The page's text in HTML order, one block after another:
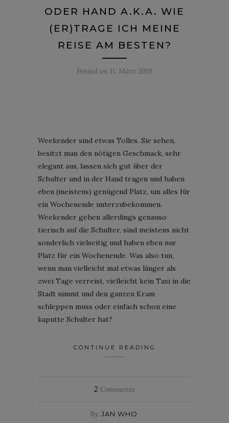
ODER HAND A.K.A. WIE
(ER)TRAGE ICH MEINE
REISE AM BESTEN?
Posted on 11. März 2019
Weekender sind etwas Tolles. Sie sehen,
besitzt man den nötigen Geschmack, sehr
elegant aus, lassen sich gut über der
Schulter und in der Hand tragen und haben
eben (meistens) genügend Platz, um alles für
ein Wochenende unterzubekommen.
Weekender gehen allerdings genauso
tierisch auf die Schulter, sind meistens nicht
sonderlich vielseitig und haben eben nur
Platz für ein Wochenende. Was also tun,
wenn man vielleicht mal etwas länger als
zwei Tage verreist, vielleicht kein Taxi in die
Stadt nimmt und den ganzen Kram
schleppen muss oder einfach schon eine
kaputte Schulter hat?
CONTINUE READING
2 Comments
By JAN WHO